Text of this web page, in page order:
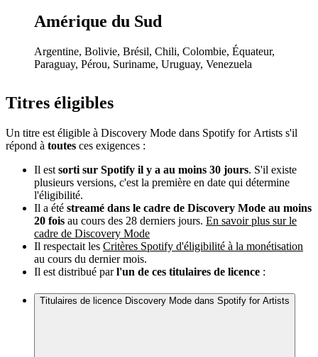
Amérique du Sud
Argentine, Bolivie, Brésil, Chili, Colombie, Équateur,
Paraguay, Pérou, Suriname, Uruguay, Venezuela
Titres éligibles
Un titre est éligible à Discovery Mode dans Spotify for Artists s'il
répond à toutes ces exigences :
Il est sorti sur Spotify il y a au moins 30 jours. S'il existe
plusieurs versions, c'est la première en date qui détermine
l'éligibilité.
Il a été streamé dans le cadre de Discovery Mode au moins
20 fois au cours des 28 derniers jours. En savoir plus sur le
cadre de Discovery Mode
Il respectait les Critères Spotify d'éligibilité à la monétisation
au cours du dernier mois.
Il est distribué parl'un de ces titulaires de licence :
Titulaires de licence Discovery Mode dans Spotify for Artists